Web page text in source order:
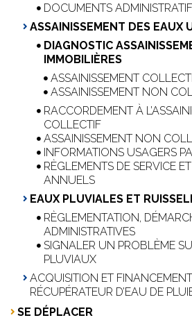
DOCUMENTS
ASSAINISSEMENT DES EAUX
DIAGNOSTIC
IMMOBILIÈRES
ASSAINISSEMENT
ASSAINISSEMENT NON
RACCORDEMENT À
COLLECTIF
ASSAINISSEMENT NON
INFORMATIONS USAGERS
RÈGLEMENTS DE SERVICE
ANNUELS
EAUX PLUVIALES ET
RÈGLEMENTATION,
ADMINISTRATIVES
SIGNALER UN PROBLÈME
PLUVIAUX
ACQUISITION ET
RÉCUPÉRATEUR D’EAU DE
SE DÉPLACER